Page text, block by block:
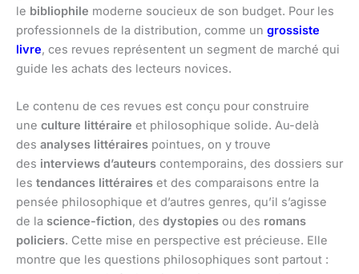
le bibliophile moderne soucieux de son budget. Pour les
professionnels de la distribution, comme un grossiste
livre, ces revues représentent un segment de marché qui
guide les achats des lecteurs novices.
Le contenu de ces revues est conçu pour construire
une culture littéraire et philosophique solide. Au-delà
des analyses littéraires pointues, on y trouve
des interviews d’auteurs contemporains, des dossiers sur
les tendances littéraires et des comparaisons entre la
pensée philosophique et d’autres genres, qu’il s’agisse
de la science-fiction, des dystopies ou des romans
policiers. Cette mise en perspective est précieuse. Elle
montre que les questions philosophiques sont partout :